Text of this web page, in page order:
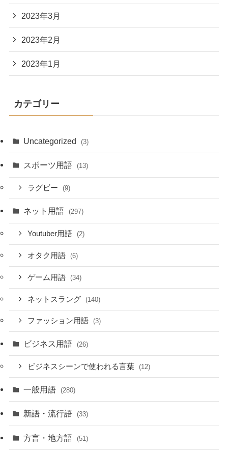
2023年3月
2023年2月
2023年1月
カテゴリー
Uncategorized (3)
スポーツ用語 (13)
ラグビー (9)
ネット用語 (297)
Youtuber用語 (2)
オタク用語 (6)
ゲーム用語 (34)
ネットスラング (140)
ファッション用語 (3)
ビジネス用語 (26)
ビジネスシーンで使われる言葉 (12)
一般用語 (280)
新語・流行語 (33)
方言・地方語 (51)